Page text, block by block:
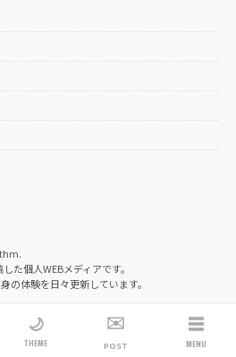
た個人WEBメディアです。
の体験を日々更新しています。
🌙
THEME
✉️
POST
☰
MENU